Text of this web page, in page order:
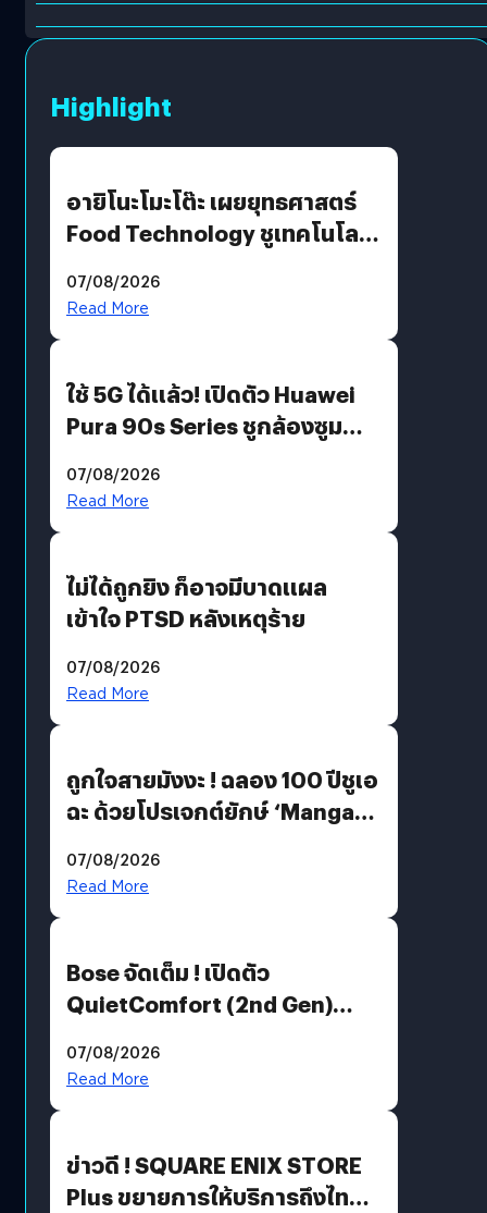
Highlight
อายิโนะโมะโต๊ะ เผยยุทธศาสตร์
Food Technology ชูเทคโนโลยี
บริโภคและ B2B
07/08/2026
Read More
ใช้ 5G ได้แล้ว! เปิดตัว Huawei
Pura 90s Series ชูกล้องซูม
07/08/2026
Read More
ไม่ได้ถูกยิง ก็อาจมีบาดแผล
เข้าใจ PTSD หลังเหตุร้าย
07/08/2026
Read More
ถูกใจสายมังงะ ! ฉลอง 100 ปีชูเอ
ฉะ ด้วยโปรเจกต์ยักษ์ ‘Manga
มีภาษาไทยด้วย
07/08/2026
Read More
Bose จัดเต็ม ! เปิดตัว
QuietComfort (2nd Gen)
07/08/2026
Read More
ข่าวดี ! SQUARE ENIX STORE
Plus ขยายการให้บริการถึงไทย